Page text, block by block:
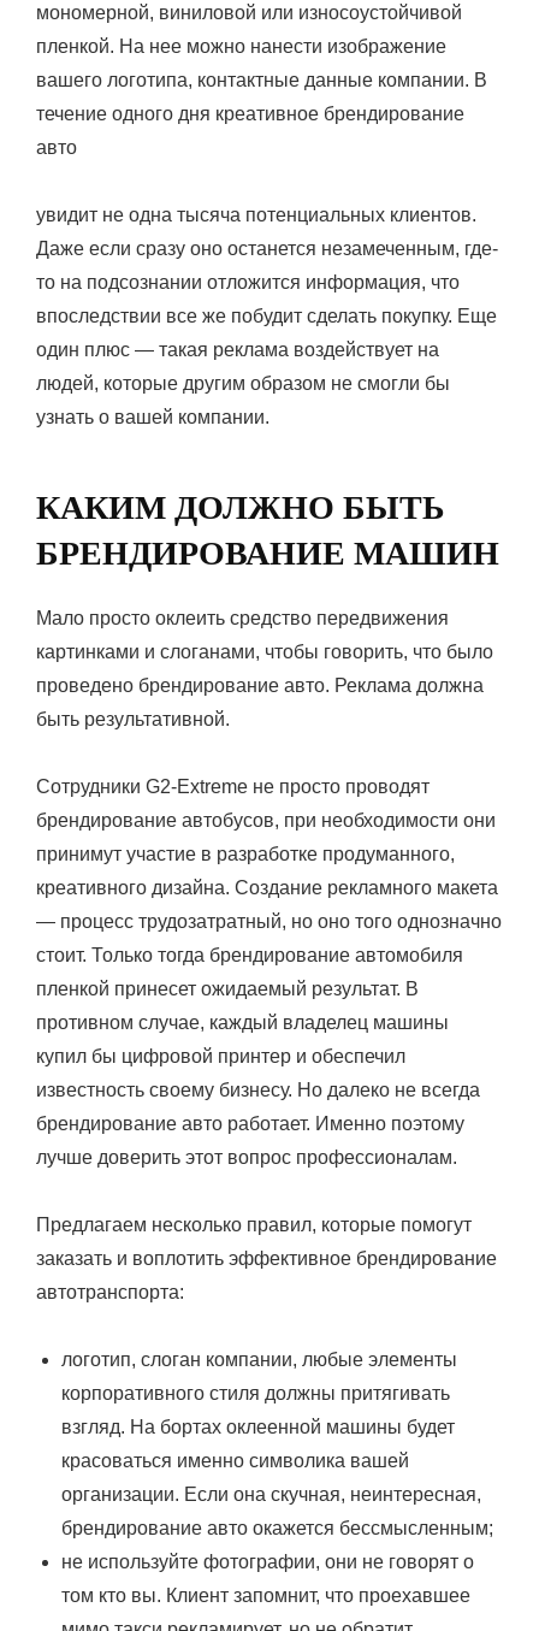
мономерной, виниловой или износоустойчивой
пленкой. На нее можно нанести изображение
вашего логотипа, контактные данные компании. В
течение одного дня креативное брендирование
авто
увидит не одна тысяча потенциальных клиентов.
Даже если сразу оно останется незамеченным, где-
то на подсознании отложится информация, что
впоследствии все же побудит сделать покупку. Еще
один плюс — такая реклама воздействует на
людей, которые другим образом не смогли бы
узнать о вашей компании.
КАКИМ ДОЛЖНО БЫТЬ
БРЕНДИРОВАНИЕ МАШИН
Мало просто оклеить средство передвижения
картинками и слоганами, чтобы говорить, что было
проведено брендирование авто. Реклама должна
быть результативной.
Сотрудники G2-Extreme не просто проводят
брендирование автобусов, при необходимости они
принимут участие в разработке продуманного,
креативного дизайна. Создание рекламного макета
— процесс трудозатратный, но оно того однозначно
стоит. Только тогда брендирование автомобиля
пленкой принесет ожидаемый результат. В
противном случае, каждый владелец машины
купил бы цифровой принтер и обеспечил
известность своему бизнесу. Но далеко не всегда
брендирование авто работает. Именно поэтому
лучше доверить этот вопрос профессионалам.
Предлагаем несколько правил, которые помогут
заказать и воплотить эффективное брендирование
автотранспорта:
логотип, слоган компании, любые элементы
корпоративного стиля должны притягивать
взгляд. На бортах оклеенной машины будет
красоваться именно символика вашей
организации. Если она скучная, неинтересная,
брендирование авто окажется бессмысленным;
не используйте фотографии, они не говорят о
том кто вы. Клиент запомнит, что проехавшее